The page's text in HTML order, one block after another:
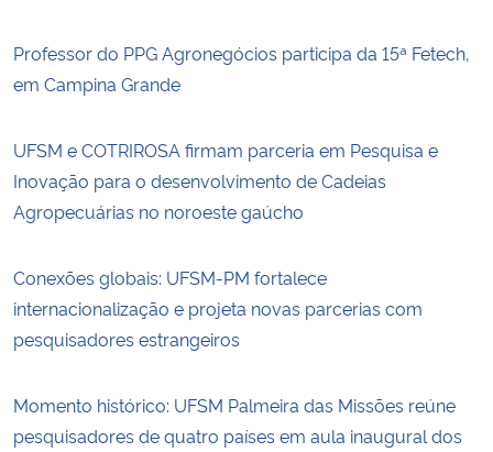
Professor do PPG Agronegócios participa da 15ª Fetech,
em Campina Grande
UFSM e COTRIROSA firmam parceria em Pesquisa e
Inovação para o desenvolvimento de Cadeias
Agropecuárias no noroeste gaúcho
Conexões globais: UFSM-PM fortalece
internacionalização e projeta novas parcerias com
pesquisadores estrangeiros
Momento histórico: UFSM Palmeira das Missões reúne
pesquisadores de quatro países em aula inaugural dos